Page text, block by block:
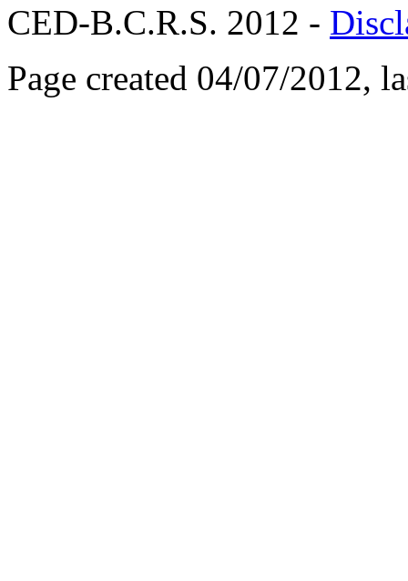
CED-B.C.R.S. 2012 -
Page created 04/07/2012,